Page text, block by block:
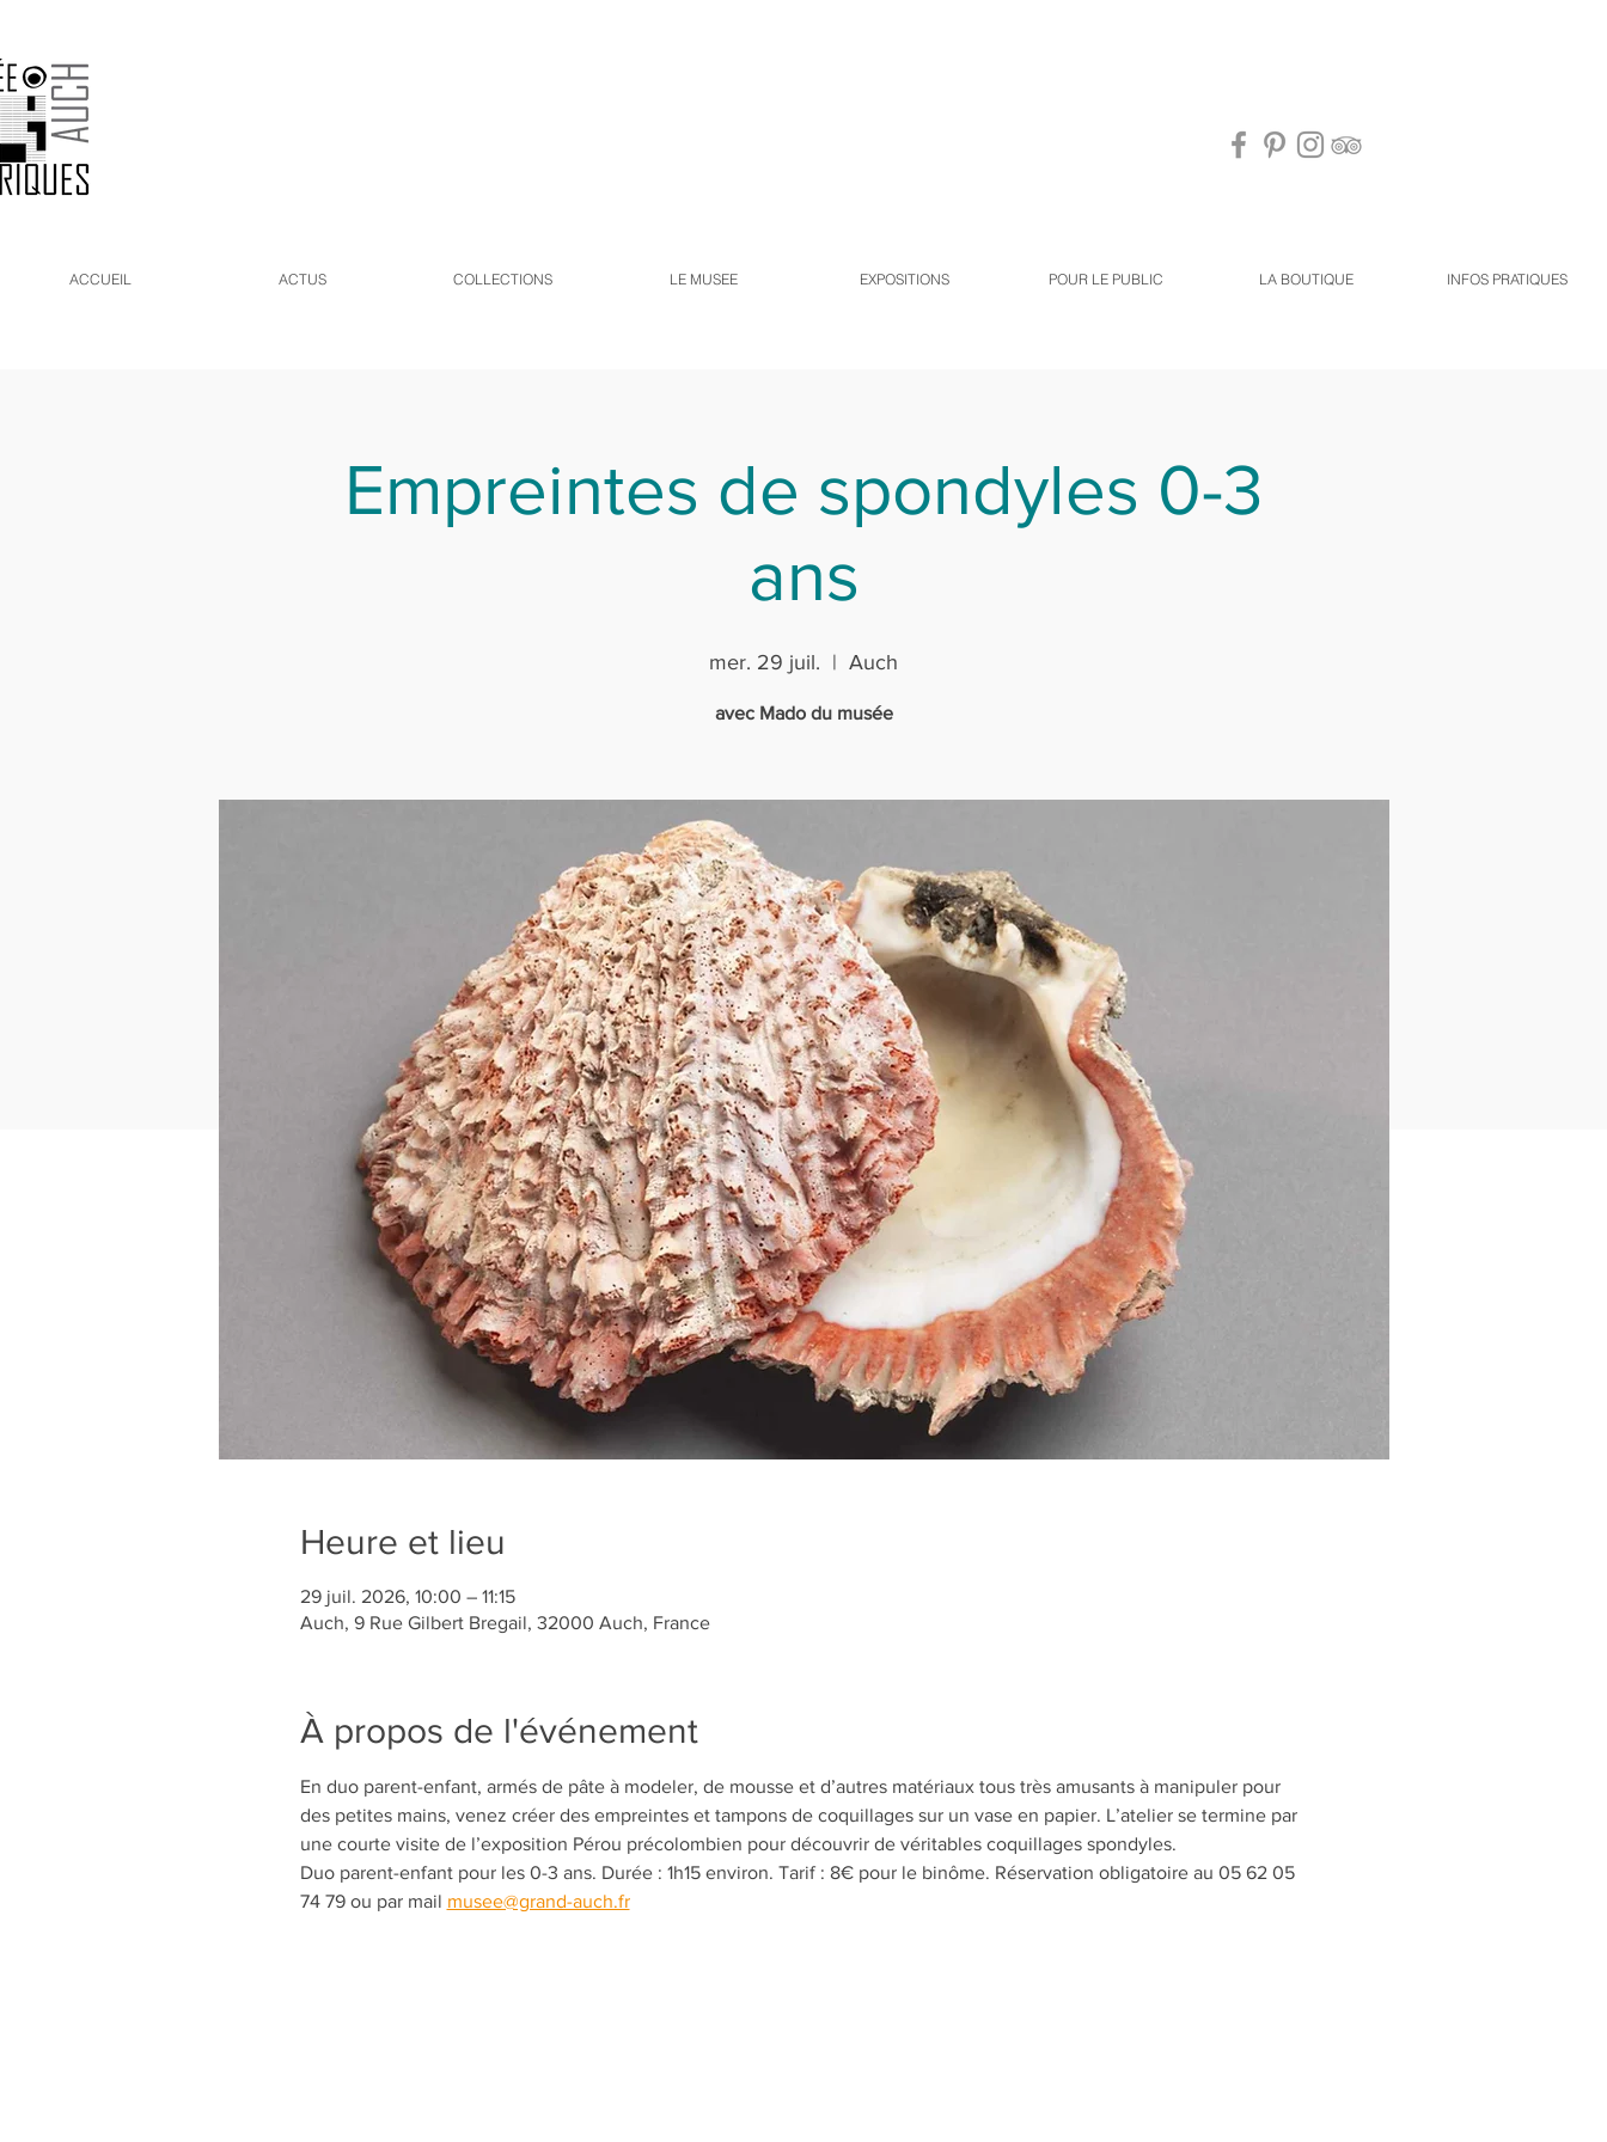
ACCUEIL ACTUS COLLECTIONS LE MUSEE EXPOSITIONS POUR LE PUBLIC LA BOUTIQUE INFOS PRATIQUES
Empreintes de spondyles 0-3
ans
mer. 29 juil.
  |
Auch
avec Mado du musée
Heure et lieu
29 juil. 2026, 10:00 – 11:15
Auch, 9 Rue Gilbert Bregail, 32000 Auch, France
À propos de l'événement
En duo parent-enfant, armés de pâte à modeler, de mousse et d’autres matériaux tous très amusants à manipuler pour
des petites mains, venez créer des empreintes et tampons de coquillages sur un vase en papier. L’atelier se termine par
une courte visite de l’exposition Pérou précolombien pour découvrir de véritables coquillages spondyles.
Duo parent-enfant pour les 0-3 ans. Durée : 1h15 environ. Tarif : 8€ pour le binôme. Réservation obligatoire au 05 62 05
74 79 ou par mail musee@grand-auch.fr